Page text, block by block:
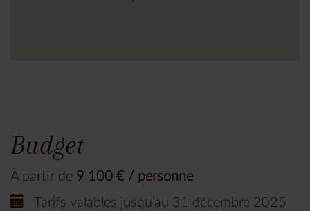
Budget
À partir de 9 100 € / personne
Tarifs valables jusqu’au 31 décembre 2025